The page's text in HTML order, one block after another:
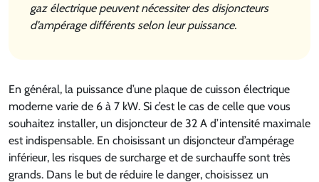
gaz électrique peuvent nécessiter des disjoncteurs
d’ampérage différents selon leur puissance.
En général, la puissance d’une plaque de cuisson électrique
moderne varie de 6 à 7 kW. Si c’est le cas de celle que vous
souhaitez installer, un disjoncteur de 32 A d’intensité maximale
est indispensable. En choisissant un disjoncteur d’ampérage
inférieur, les risques de surcharge et de surchauffe sont très
grands. Dans le but de réduire le danger, choisissez un